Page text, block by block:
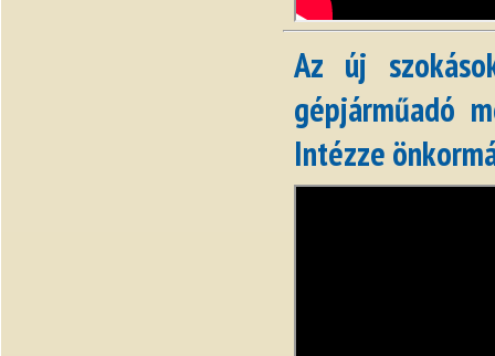
Az új
gépjárműadó
Intézze